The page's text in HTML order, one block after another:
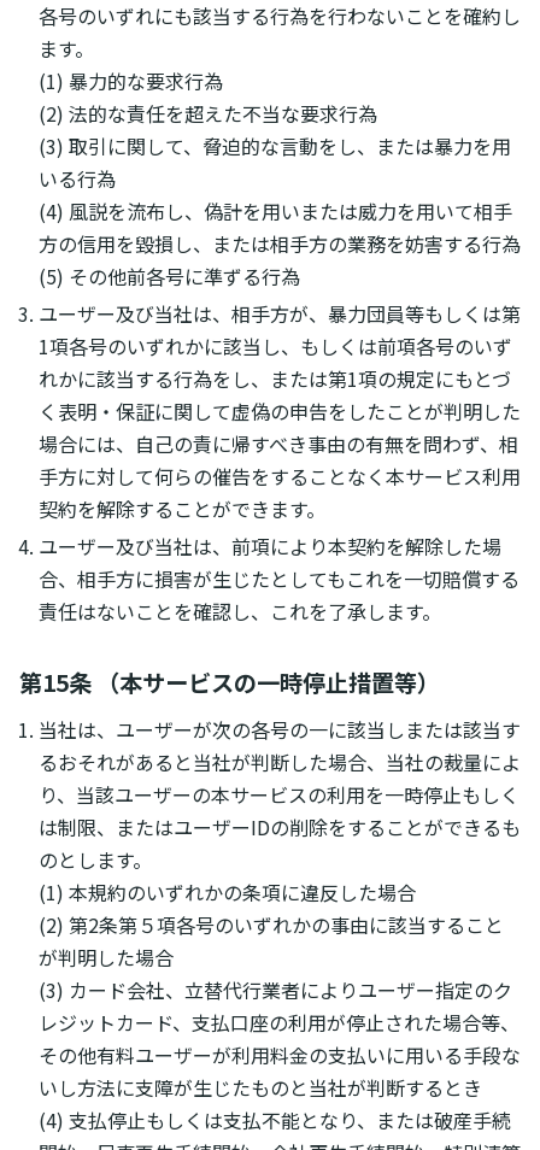
各号のいずれにも該当する行為を行わないことを確約し
ます。
(1) 暴力的な要求行為
(2) 法的な責任を超えた不当な要求行為
(3) 取引に関して、脅迫的な言動をし、または暴力を用
いる行為
(4) 風説を流布し、偽計を用いまたは威力を用いて相手
方の信用を毀損し、または相手方の業務を妨害する行為
(5) その他前各号に準ずる行為
ユーザー及び当社は、相手方が、暴力団員等もしくは第
1項各号のいずれかに該当し、もしくは前項各号のいず
れかに該当する行為をし、または第1項の規定にもとづ
く表明・保証に関して虚偽の申告をしたことが判明した
場合には、自己の責に帰すべき事由の有無を問わず、相
手方に対して何らの催告をすることなく本サービス利用
契約を解除することができます。
ユーザー及び当社は、前項により本契約を解除した場
合、相手方に損害が生じたとしてもこれを一切賠償する
責任はないことを確認し、これを了承します。
第15条 （本サービスの一時停止措置等）
当社は、ユーザーが次の各号の一に該当しまたは該当す
るおそれがあると当社が判断した場合、当社の裁量によ
り、当該ユーザーの本サービスの利用を一時停止もしく
は制限、またはユーザーIDの削除をすることができるも
のとします。
(1) 本規約のいずれかの条項に違反した場合
(2) 第2条第５項各号のいずれかの事由に該当すること
が判明した場合
(3) カード会社、立替代行業者によりユーザー指定のク
レジットカード、支払口座の利用が停止された場合等、
その他有料ユーザーが利用料金の支払いに用いる手段な
いし方法に支障が生じたものと当社が判断するとき
(4) 支払停止もしくは支払不能となり、または破産手続